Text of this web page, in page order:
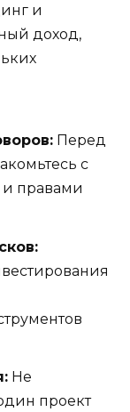
и
доход,
Перед
с
и правами
Не
проект